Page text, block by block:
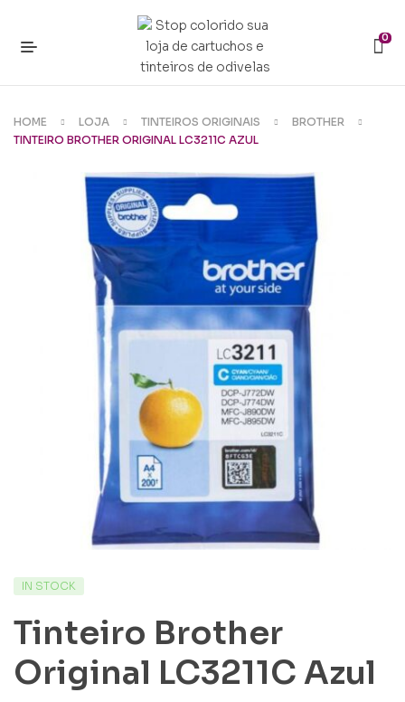
0
HOME LOJA TINTEIROS ORIGINAIS
BROTHER
TINTEIRO BROTHER ORIGINAL LC3211C AZUL
IN STOCK
Tinteiro Brother
Original LC3211C Azul